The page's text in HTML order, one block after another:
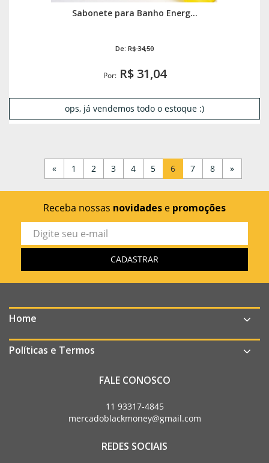
Sabonete para Banho Energ...
De: R$ 34,50
Por:R$ 31,04
ops, já vendemos todo o estoque :)
« 1 2 3 4 5 6 7 8 »
Receba nossas novidades e promoções
Home
Políticas e Termos
FALE CONOSCO
11 93317-4845
mercadoblackmoney@gmail.com
REDES SOCIAIS